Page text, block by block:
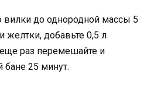
до однородной массы 5
желтки, добавьте 0,5 л
раз перемешайте и
бане 25 минут.